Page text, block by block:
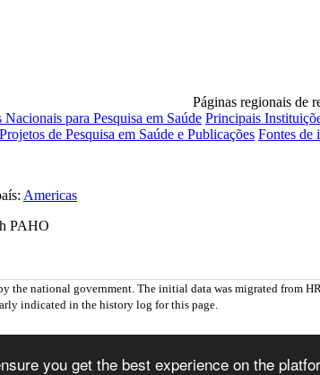
you get the best experience on the
Páginas regionais de
Nacionais para Pesquisa em Saúde Principais
Projetos de Pesquisa em Saúde e Publicações Fontes de
Americas
PAHO
the national government. The initial data was migrated from
indicated in the history log for this page.